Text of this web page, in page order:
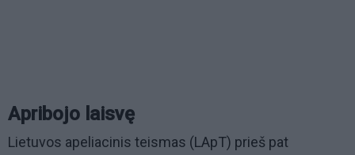
Apribojo laisvę
Lietuvos apeliacinis teismas (LApT) prieš pat